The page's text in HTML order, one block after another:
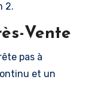
2.
Vente
pas à
et un